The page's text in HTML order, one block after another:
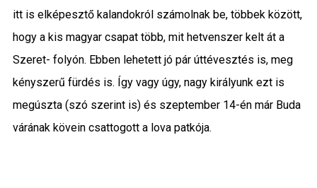
itt is elképesztő kalandokról számolnak be, többek között,
hogy a kis magyar csapat több, mit hetvenszer kelt át a
Szeret- folyón. Ebben lehetett jó pár úttévesztés is, meg
kényszerű fürdés is. Így vagy úgy, nagy királyunk ezt is
megúszta (szó szerint is) és szeptember 14-én már Buda
várának kövein csattogott a lova patkója.